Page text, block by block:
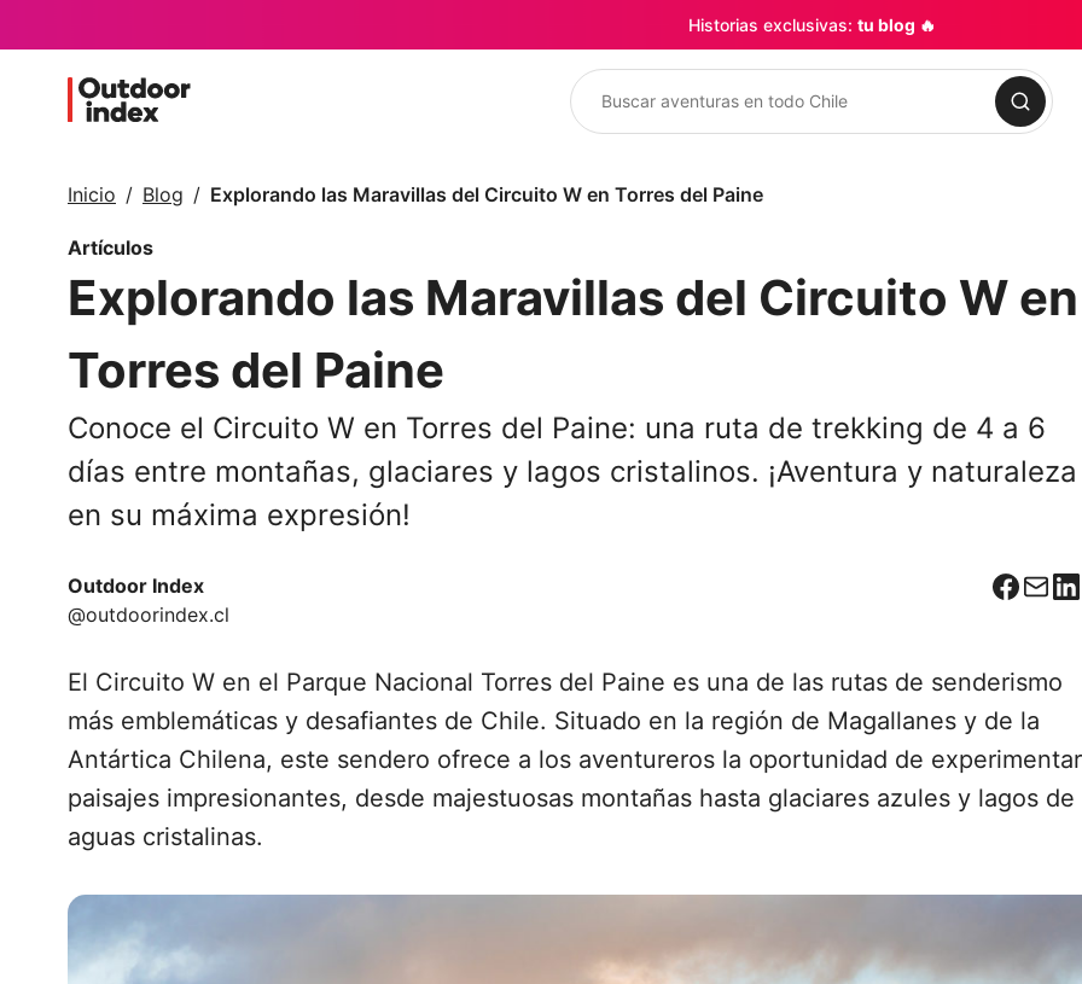
Historias exclusivas: tu blog 🔥
Buscar
Inicio Blog Explorando las Maravillas del Circuito W en Torres del Paine
Artículos
Explorando las Maravillas del Circuito W en
Torres del Paine
Conoce el Circuito W en Torres del Paine: una ruta de trekking de 4 a 6
días entre montañas, glaciares y lagos cristalinos. ¡Aventura y naturaleza
en su máxima expresión!
Outdoor Index
@outdoorindex.cl
El Circuito W en el Parque Nacional Torres del Paine es una de las rutas de senderismo
más emblemáticas y desafiantes de Chile. Situado en la región de Magallanes y de la
Antártica Chilena, este sendero ofrece a los aventureros la oportunidad de experimentar
paisajes impresionantes, desde majestuosas montañas hasta glaciares azules y lagos de
aguas cristalinas.